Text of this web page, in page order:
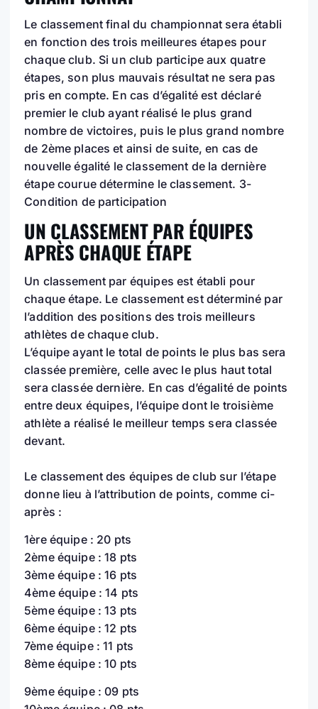
Le classement final du championnat sera établi
en fonction des trois meilleures étapes pour
chaque club. Si un club participe aux quatre
étapes, son plus mauvais résultat ne sera pas
pris en compte. En cas d’égalité est déclaré
premier le club ayant réalisé le plus grand
nombre de victoires, puis le plus grand nombre
de 2ème places et ainsi de suite, en cas de
nouvelle égalité le classement de la dernière
étape courue détermine le classement. 3-
Condition de participation
UN CLASSEMENT PAR ÉQUIPES
APRÈS CHAQUE ÉTAPE
Un classement par équipes est établi pour
chaque étape. Le classement est déterminé par
l’addition des positions des trois meilleurs
athlètes de chaque club.
L’équipe ayant le total de points le plus bas sera
classée première, celle avec le plus haut total
sera classée dernière. En cas d’égalité de points
entre deux équipes, l’équipe dont le troisième
athlète a réalisé le meilleur temps sera classée
devant.
Le classement des équipes de club sur l’étape
donne lieu à l’attribution de points, comme ci-
après :
1ère équipe : 20 pts
2ème équipe : 18 pts
3ème équipe : 16 pts
4ème équipe : 14 pts
5ème équipe : 13 pts
6ème équipe : 12 pts
7ème équipe : 11 pts
8ème équipe : 10 pts
9ème équipe : 09 pts